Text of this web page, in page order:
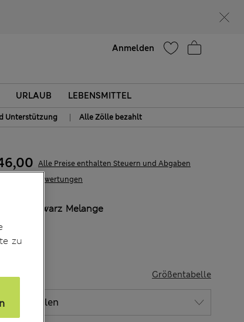
Anmelden
URLAUB
LEBENSMITTEL
Unterstützung | Alle Zölle bezahlt
19 Bewertungen
Alle Preise enthalten Steuern und Abgaben
Schwarz Melange
Größentabelle
zu